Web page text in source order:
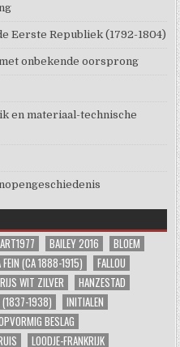
Eerste Republiek (1792-1804)
onbekende oorsprong
en materiaal-technische
BAILEY 2016
BLOEM
FEIN (CA 1888-1915)
FALLOU
WIT ZILVER
HANZESTAD
(1837-1938)
INITIALEN
BESLAG
LOODJE-FRANKRIJK